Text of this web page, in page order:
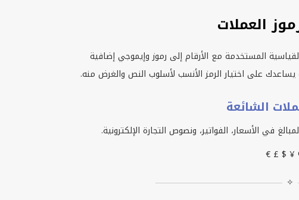
العملات
المستخدمة مع الأرقام إلى رموز وإيموجي إضافية
على اختيار الرمز الأنسب لأسلوب النص والغرض منه.
الشائعة
في الأسعار، الفواتير، ونصوص التجارة الإلكترونية.
€ £ $
✧